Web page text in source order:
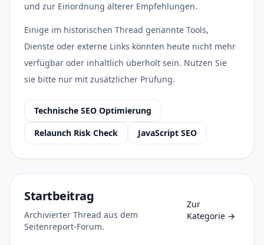
und zur Einordnung älterer Empfehlungen.
Einige im historischen Thread genannte Tools,
Dienste oder externe Links könnten heute nicht mehr
verfügbar oder inhaltlich überholt sein. Nutzen Sie
sie bitte nur mit zusätzlicher Prüfung.
Technische SEO Optimierung
Relaunch Risk Check
JavaScript SEO
Startbeitrag
Archivierter Thread aus dem
Seitenreport-Forum.
Zur
Kategorie →